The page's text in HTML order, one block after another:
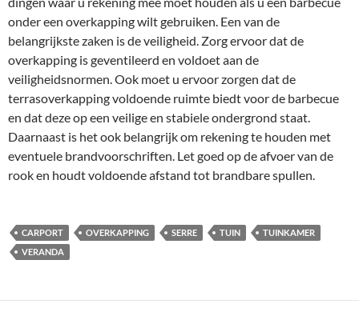
onder een overkapping wilt gebruiken. Een van de
belangrijkste zaken is de veiligheid. Zorg ervoor dat de
overkapping is geventileerd en voldoet aan de
veiligheidsnormen. Ook moet u ervoor zorgen dat de
terrasoverkapping voldoende ruimte biedt voor de barbecue
en dat deze op een veilige en stabiele ondergrond staat.
Daarnaast is het ook belangrijk om rekening te houden met
eventuele brandvoorschriften. Let goed op de afvoer van de
rook en houdt voldoende afstand tot brandbare spullen.
CARPORT OVERKAPPING SERRE TUIN
TUINKAMER
VERANDA